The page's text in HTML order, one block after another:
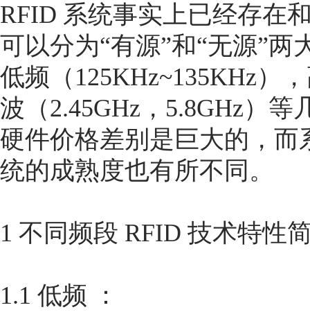
RFID 系统事实上已经存在
可以分为“有源”和“无源”
低频（125KHz~135KHz）
波（2.45GHz，5.8GHz）
硬件价格差别是巨大的，
统的成熟度也有所不同。
1 不同频段 RFID 技术特性
1.1 低频 ：